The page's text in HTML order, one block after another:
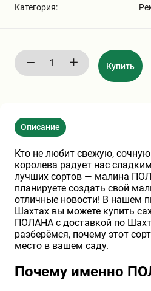
Шарафуга
Бирючина
Плющ
Кустарники
ПАМПАСНАЯ ТРАВА
(КОРТАДЕРИЯ)
Кизильник саженец
Олеандр саженцы
Экзотические растения
Декоративные саженцы
Хвойные саженцы
Клематис
Глициния
Гвоздика саженцы
Категория:
Купить
Описание
Кто не любит свежую,
королева радует нас
лучших сортов — малина
планируете создать свой
отличные новости! В нашем
Шахтах вы можете купить
ПОЛАНА с доставкой по
разберёмся, почему этот
место в вашем саду.
Почему именно